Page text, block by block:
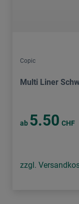
Copic
Multi Liner
ab 5.50 CHF
zzgl.